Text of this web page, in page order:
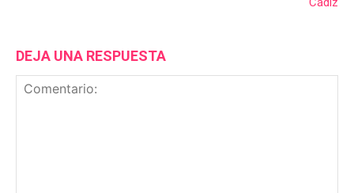
DEJA UNA RESPUESTA